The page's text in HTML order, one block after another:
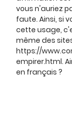
vous n'auriez
faute. Ainsi, si
cette usage,
même des
https://
empirer.html.
en français ?